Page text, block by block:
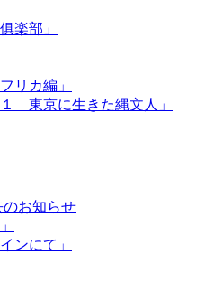
楽部」
リカ編」
東京に生きた縄文人」
のお知らせ
ンにて」